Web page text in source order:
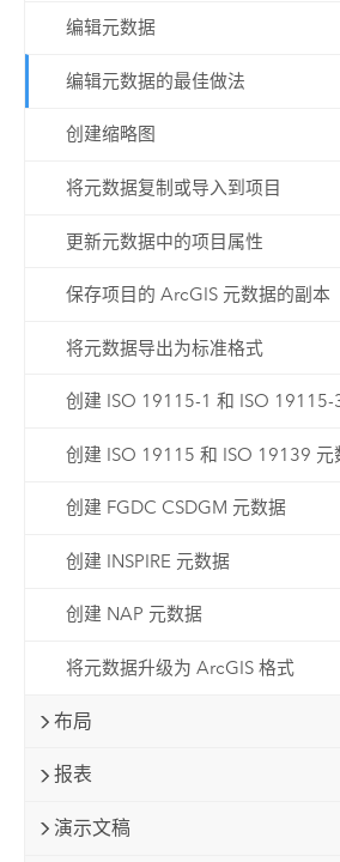
编辑元数据
编辑元数据的最佳做法
创建缩略图
将元数据复制或导入到项目
更新元数据中的项目属性
保存项目的 ArcGIS 元数据的副本
将元数据导出为标准格式
创建 ISO 19115-1 和 ISO 19115-
创建 ISO 19115 和 ISO 19139 元
创建 FGDC CSDGM 元数据
创建 INSPIRE 元数据
创建 NAP 元数据
将元数据升级为 ArcGIS 格式
布局
报表
演示文稿